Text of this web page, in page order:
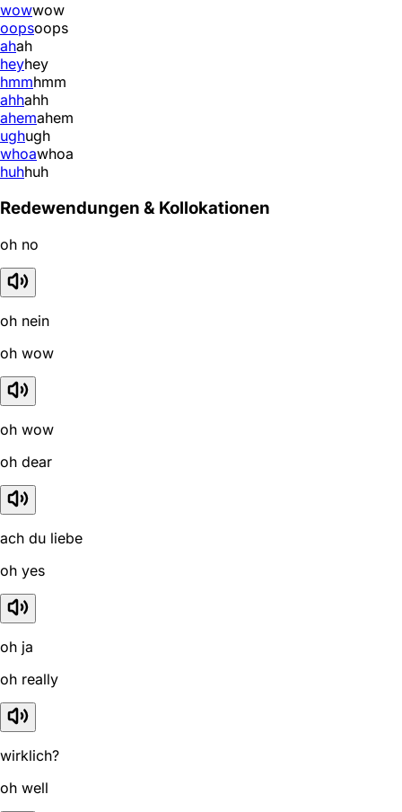
wowwow
oopsoops
ahah
heyhey
hmmhmm
ahhahh
ahemahem
ughugh
whoawhoa
huhhuh
Redewendungen & Kollokationen
oh no
oh nein
oh wow
oh wow
oh dear
ach du liebe
oh yes
oh ja
oh really
wirklich?
oh well